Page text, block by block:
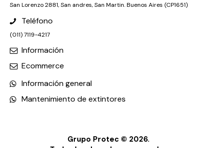
San Lorenzo 2881, San andres, San Martin. Buenos Aires (CP1651)
Teléfono
(011) 7119-4217
Información
Ecommerce
Información general
Mantenimiento de extintores
Grupo Protec © 2026.